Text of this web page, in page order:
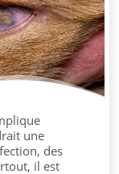
une
des
il est